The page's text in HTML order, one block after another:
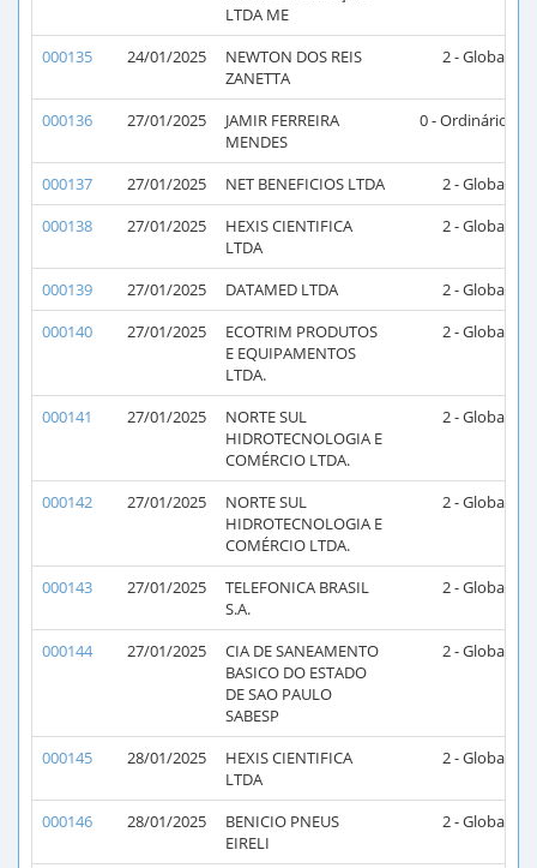
LTDA ME
000135 24/01/2025
NEWTON DOS REIS
ZANETTA
2 - Global
000136 27/01/2025
JAMIR FERREIRA
MENDES
0 - Ordinário
000137 27/01/2025 NET BENEFICIOS LTDA 2 - Global
000138
27/01/2025
HEXIS CIENTIFICA
LTDA
2 - Global
000139 27/01/2025 DATAMED LTDA 2 - Global
000140
27/01/2025
ECOTRIM PRODUTOS
E EQUIPAMENTOS
LTDA.
2 - Global
000141 27/01/2025
NORTE SUL
HIDROTECNOLOGIA E
COMÉRCIO LTDA.
2 - Global
000142 27/01/2025
NORTE SUL
HIDROTECNOLOGIA E
COMÉRCIO LTDA.
2 - Global
000143 27/01/2025
TELEFONICA BRASIL
S.A.
2 - Global
000144 27/01/2025
CIA DE SANEAMENTO
BASICO DO ESTADO
DE SAO PAULO
SABESP
2 - Global
000145 28/01/2025
HEXIS CIENTIFICA
LTDA
2 - Global
000146 28/01/2025
BENICIO PNEUS
EIRELI
2 - Global